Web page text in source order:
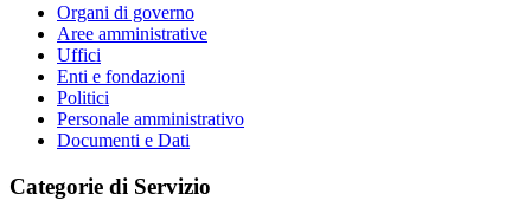
Organi di governo
Aree amministrative
Uffici
Enti e fondazioni
Politici
Personale amministrativo
Documenti e Dati
Categorie di Servizio